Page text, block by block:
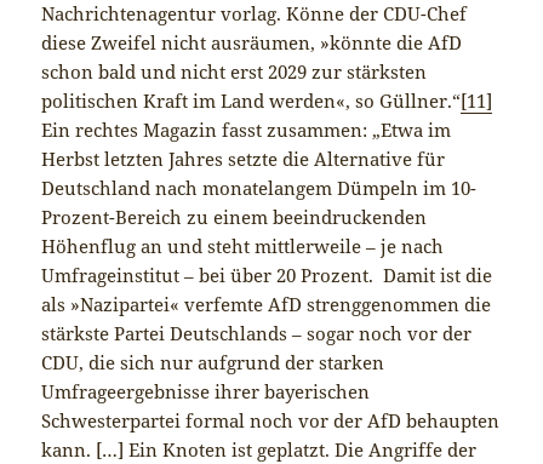
Nachrichtenagentur vorlag. Könne der CDU-Chef
diese Zweifel nicht ausräumen, »könnte die AfD
schon bald und nicht erst 2029 zur stärksten
politischen Kraft im Land werden«, so Güllner.“[11]
Ein rechtes Magazin fasst zusammen: „Etwa im
Herbst letzten Jahres setzte die Alternative für
Deutschland nach monatelangem Dümpeln im 10-
Prozent-Bereich zu einem beeindruckenden
Höhenflug an und steht mittlerweile – je nach
Umfrageinstitut – bei über 20 Prozent. Damit ist die
als »Nazipartei« verfemte AfD strenggenommen die
stärkste Partei Deutschlands – sogar noch vor der
CDU, die sich nur aufgrund der starken
Umfrageergebnisse ihrer bayerischen
Schwesterpartei formal noch vor der AfD behaupten
kann. […] Ein Knoten ist geplatzt. Die Angriffe der